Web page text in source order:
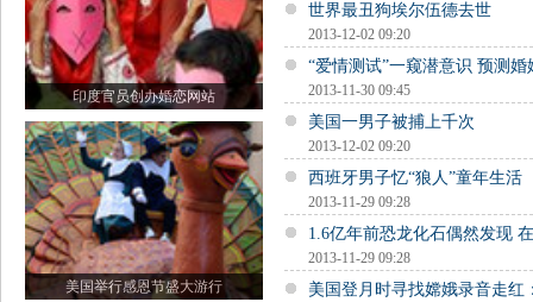
印度官员创办婚恋网站
美国举行感恩节盛大游行
世界最丑狗埃尔伍德去世
2013-12-02 09:20
“爱情测试”一窥潜意识 预测婚
2013-11-30 09:45
美国一男子被捕上千次
2013-12-02 09:20
西班牙男子忆“狼人”童年生活
2013-11-29 09:28
1.6亿年前恐龙化石偶然发现
2013-11-29 09:28
美国登月时寻找嫦娥录音走红